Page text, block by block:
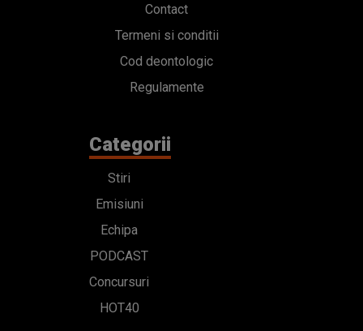
Contact
Termeni si conditii
Cod deontologic
Regulamente
Categorii
Stiri
Emisiuni
Echipa
PODCAST
Concursuri
HOT40